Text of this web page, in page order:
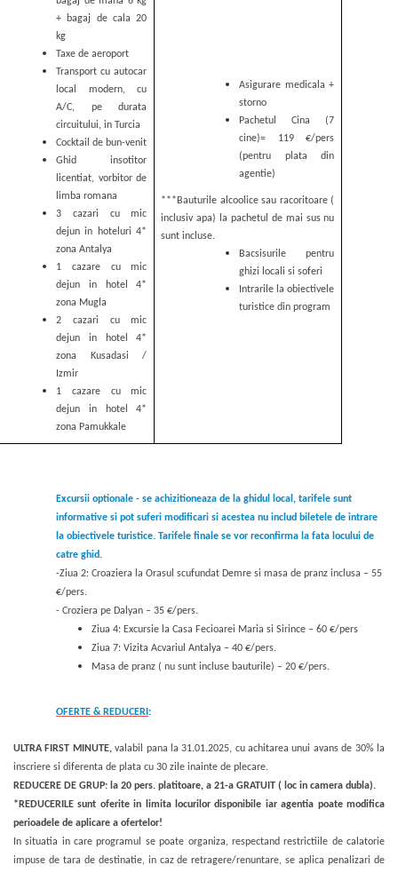
+ bagaj de cala 20
kg
Taxe de aeroport
Transport cu autocar
local modern, cu
A/C, pe durata
circuitului, in Turcia
Cocktail de bun-venit
Ghid insotitor
licentiat, vorbitor de
limba romana
3 cazari cu mic
dejun in hoteluri 4*
zona Antalya
1 cazare cu mic
dejun in hotel 4*
zona Mugla
2 cazari cu mic
dejun in hotel 4*
zona Kusadasi /
Izmir
1 cazare cu mic
dejun in hotel 4*
zona Pamukkale
Asigurare medicala +
storno
Pachetul Cina (7
cine)= 119 €/pers
(pentru plata din
agentie)
*** Bauturile alcoolice sau racoritoare (
inclusiv apa) la pachetul de mai sus nu
sunt incluse.
Bacsisurile pentru
ghizi locali si soferi
Intrarile la obiectivele
turistice din program
Excursii optionale - se achizitioneaza de la ghidul local, tarifele sunt
informative si pot suferi modificari si acestea nu includ biletele de intrare
la obiectivele turistice. Tarifele finale se vor reconfirma la fata locului de
catre ghid.
-Ziua 2: Croaziera la Orasul scufundat Demre si masa de pranz inclusa – 55
€/pers.
- Croziera pe Dalyan – 35 €/pers.
Ziua 4: Excursie la Casa Fecioarei Maria si Sirince – 60 €/pers
Ziua 7: Vizita Acvariul Antalya – 40 €/pers.
Masa de pranz ( nu sunt incluse bauturile) – 20 €/pers.
OFERTE & REDUCERI :
ULTRA FIRST MINUTE,valabil pana la 31.01.2025, cu achitarea unui avans de 30% la
inscriere si diferenta de plata cu 30 zile inainte de plecare.
REDUCERE DE GRUP: la 20 pers. platitoare, a 21-a GRATUIT ( loc in camera dubla).
*REDUCERILE sunt oferite in limita locurilor disponibile iar agentia poate modifica
perioadele de aplicare a ofertelor!
In situatia in care programul se poate organiza, respectand restrictiile de calatorie
impuse de tara de destinatie, in caz de retragere/renuntare, se aplica penalizari de